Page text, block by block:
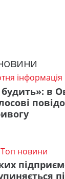
інформація
будить»: в
Топ новини